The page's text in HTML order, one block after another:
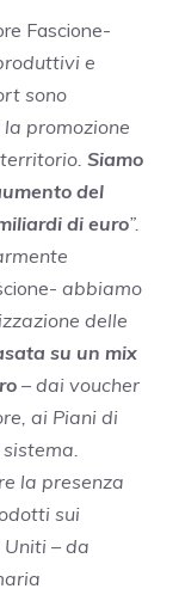
Fascione-
e
sono
promozione
Siamo
del
di euro”.
abbiamo
delle
su un mix
– dai voucher
ai Piani di
la presenza
sui
– da